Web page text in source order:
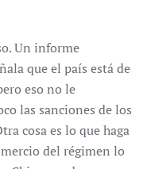
Un informe
que el país está de
eso no le
las sanciones de los
cosa es lo que haga
del régimen lo